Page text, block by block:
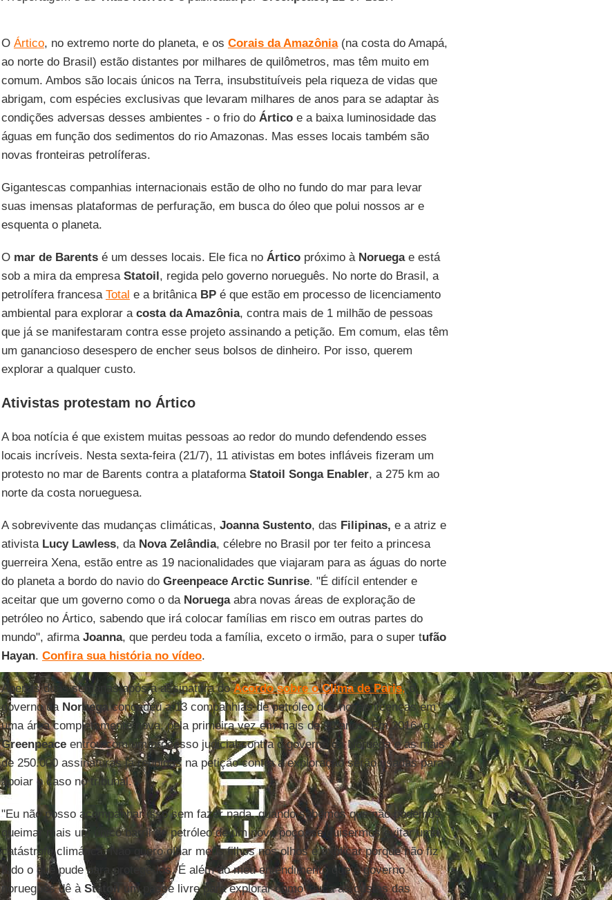
O Ártico, no extremo norte do planeta, e os Corais da Amazônia(na costa do Amapá,
ao norte do Brasil) estão distantes por milhares de quilômetros, mas têm muito em
comum. Ambos são locais únicos na Terra, insubstituíveis pela riqueza de vidas que
abrigam, com espécies exclusivas que levaram milhares de anos para se adaptar às
condições adversas desses ambientes - o frio do Ártico e a baixa luminosidade das
águas em função dos sedimentos do rio Amazonas. Mas esses locais também são
novas fronteiras petrolíferas.
Gigantescas companhias internacionais estão de olho no fundo do mar para levar
suas imensas plataformas de perfuração, em busca do óleo que polui nossos ar e
esquenta o planeta.
O mar de Barentsé um desses locais. Ele fica no Árticopróximo à Noruegae está
sob a mira da empresa Statoil, regida pelo governo norueguês. No norte do Brasil, a
petrolífera francesa Total e a britânica BPé que estão em processo de licenciamento
ambiental para explorar a costa da Amazônia, contra mais de 1 milhão de pessoas
que já se manifestaram contra esse projeto assinando a petição. Em comum, elas têm
um ganancioso desespero de encher seus bolsos de dinheiro. Por isso, querem
explorar a qualquer custo.
Ativistas protestam no Ártico
A boa notícia é que existem muitas pessoas ao redor do mundo defendendo esses
locais incríveis. Nesta sexta-feira (21/7), 11 ativistas em botes infláveis fizeram um
protesto no mar de Barents contra a plataforma Statoil Songa Enabler, a 275 km ao
norte da costa norueguesa.
A sobrevivente das mudanças climáticas, Joanna Sustento, das Filipinas, e a atriz e
ativistaLucy Lawless, da Nova Zelândia, célebre no Brasil por ter feito a princesa
guerreira Xena, estão entre as 19 nacionalidades que viajaram para as águas do norte
do planeta a bordo do navio do Greenpeace Arctic Sunrise. "É difícil entender e
aceitar que um governo como o da Noruegaabra novas áreas de exploração de
petróleo no Ártico, sabendo que irá colocar famílias em risco em outras partes do
mundo", afirma Joanna, que perdeu toda a família, exceto o irmão, para o super tufão
Hayan. Confira sua história no vídeo.
Apenas duas semanas após a assinatura doAcordo sobre o Clima de Paris,o
governo da Noruegaconcedeu a 13 companhias de petróleo dez novas licenças em
uma área completamente nova, pela primeira vez em mais de 20 anos. Em 2016, o
Greenpeaceentrou com um processo judicial contra o governo da Noruega e as mais
de 250.000 assinaturas já reunidas na petição contra a exploração serão usadas para
apoiar o caso no tribunal.
"Eu não posso acompanhar isso sem fazer nada, quando sabemos que não podemos
queimar mais um único barril de petróleo de um novo poço, se quisermos evitar uma
catástrofe climática. Não quero olhar meus filhos nos olhos e explicar porque não fiz
tudo o que pude para protegê-los. É além do meu entendimento que o governo
norueguês dê à Statoilum passe livre para explorar como louca às custas das